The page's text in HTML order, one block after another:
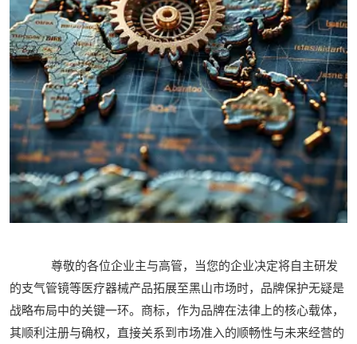
尊敬的各位企业主与高管，当您的企业决定将自主研发
的支气管镜等医疗器械产品拓展至黑山市场时，品牌保护无疑是
战略布局中的关键一环。商标，作为品牌在法律上的核心载体，
其顺利注册与确权，直接关系到市场准入的顺畅性与未来经营的